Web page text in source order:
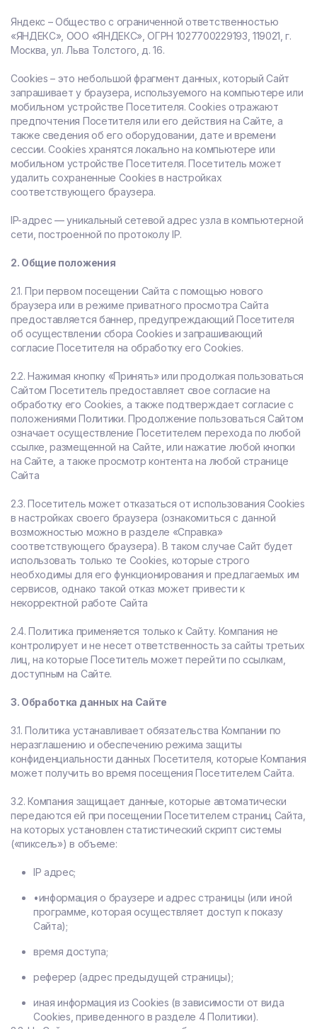
Яндекс – Общество с ограниченной ответственностью
«ЯНДЕКС», ООО «ЯНДЕКС», ОГРН 1027700229193, 119021, г.
Москва, ул. Льва Толстого, д. 16.
Cookies – это небольшой фрагмент данных, который Сайт
запрашивает у браузера, используемого на компьютере или
мобильном устройстве Посетителя. Cookies отражают
предпочтения Посетителя или его действия на Сайте, а
также сведения об его оборудовании, дате и времени
сессии. Сookies хранятся локально на компьютере или
мобильном устройстве Посетителя. Посетитель может
удалить сохраненные Сookies в настройках
соответствующего браузера.
IP-адрес — уникальный сетевой адрес узла в компьютерной
сети, построенной по протоколу IP.
2. Общие положения
2.1. При первом посещении Сайта с помощью нового
браузера или в режиме приватного просмотра Сайта
предоставляется баннер, предупреждающий Посетителя
об осуществлении сбора Сookies и запрашивающий
согласие Посетителя на обработку его Сookies.
2.2. Нажимая кнопку «Принять» или продолжая пользоваться
Сайтом Посетитель предоставляет свое согласие на
обработку его Сookies, а также подтверждает согласие с
положениями Политики. Продолжение пользоваться Сайтом
означает осуществление Посетителем перехода по любой
ссылке, размещенной на Сайте, или нажатие любой кнопки
на Сайте, а также просмотр контента на любой странице
Сайта
2.3. Посетитель может отказаться от использования Сookies
в настройках своего браузера (ознакомиться с данной
возможностью можно в разделе «Справка»
соответствующего браузера). В таком случае Сайт будет
использовать только те Cookies, которые строго
необходимы для его функционирования и предлагаемых им
сервисов, однако такой отказ может привести к
некорректной работе Сайта
2.4. Политика применяется только к Сайту. Компания не
контролирует и не несет ответственность за сайты третьих
лиц, на которые Посетитель может перейти по ссылкам,
доступным на Сайте.
3. Обработка данных на Сайте
3.1. Политика устанавливает обязательства Компании по
неразглашению и обеспечению режима защиты
конфиденциальности данных Посетителя, которые Компания
может получить во время посещения Посетителем Сайта.
3.2. Компания защищает данные, которые автоматически
передаются ей при посещении Посетителем страниц Сайта,
на которых установлен статистический скрипт системы
(«пиксель») в объеме:
IP адрес;
•информация о браузере и адрес страницы (или иной
программе, которая осуществляет доступ к показу
Сайта);
время доступа;
реферер (адрес предыдущей страницы);
иная информация из Cookies (в зависимости от вида
Cookies, приведенного в разделе 4 Политики).